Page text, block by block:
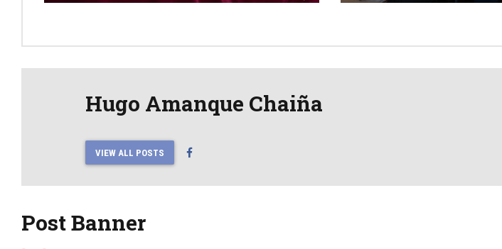
Hugo Amanque Chaiña
VIEW ALL POSTS
Post Banner